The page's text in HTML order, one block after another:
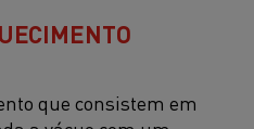
que consistem em